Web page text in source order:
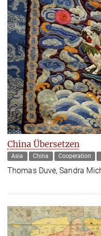
China Übersetzen
Asia China Cooperation
Thomas Duve, Sandra